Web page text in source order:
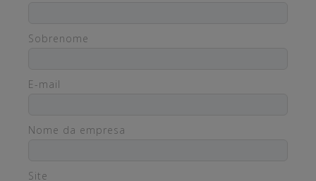
Sobrenome
E-mail
Nome da empresa
Site